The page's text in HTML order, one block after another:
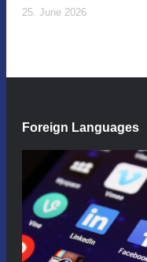
25. June 2026
Foreign Languages